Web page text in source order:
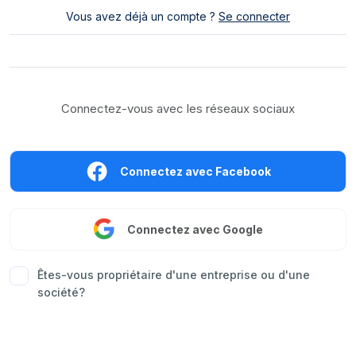
Vous avez déjà un compte ? Se connecter
Connectez-vous avec les réseaux sociaux
Connectez avec Facebook
Connectez avec Google
Êtes-vous propriétaire d'une entreprise ou d'une
société?